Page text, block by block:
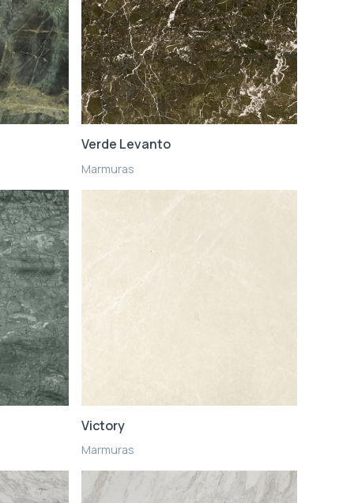
Verde Levanto
Marmuras
Victory
Marmuras